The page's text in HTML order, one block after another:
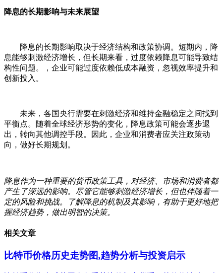
降息的长期影响与未来展望
降息的长期影响取决于经济结构和政策协调。短期内，降
息能够刺激经济增长，但长期来看，过度依赖降息可能导致结
构性问题。，企业可能过度依赖低成本融资，忽视效率提升和
创新投入。
未来，各国央行需要在刺激经济和维持金融稳定之间找到
平衡点。随着全球经济形势的变化，降息政策可能会逐步退
出，转向其他调控手段。因此，企业和消费者应关注政策动
向，做好长期规划。
降息作为一种重要的货币政策工具，对经济、市场和消费者都
产生了深远的影响。尽管它能够刺激经济增长，但也伴随着一
定的风险和挑战。了解降息的机制及其影响，有助于更好地把
握经济趋势，做出明智的决策。
相关文章
比特币价格历史走势图,趋势分析与投资启示